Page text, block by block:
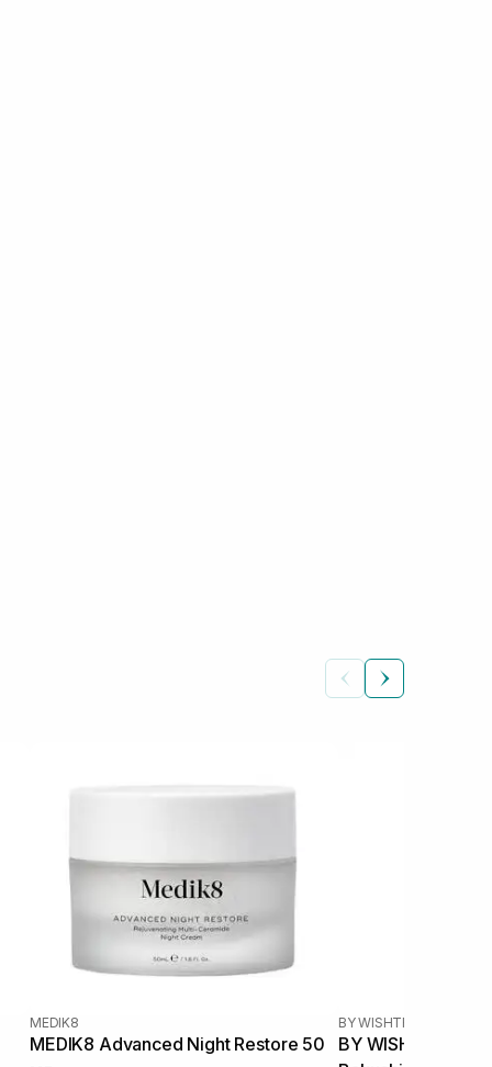
MEDIK8
MEDIK8 Advanced Night Restore 50
BY WISHTREND
BY WISHTREND